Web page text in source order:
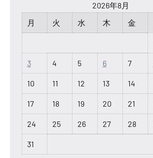
2026年8月
月
火 水 木 金
3 4 5 6 7
10 11 12 13 14
17 18 19 20 21
24 25 26 27 28
31